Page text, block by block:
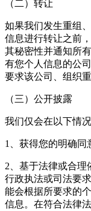
（二）转让
如果我们发生重组
信息进行转让之前
其秘密性并通知所
有您个人信息的公
要求该公司、组织
（三）公开披露
我们仅会在以下情
1、获得您的明确同
2、基于法律或合理
行政执法或司法要
能会根据所要求的
信息。在符合法律